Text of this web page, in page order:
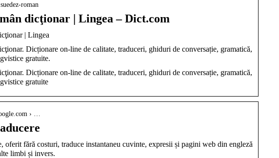
roman
dicţionar | Lingea – Dict.com
| Lingea
Dicționare on-line de calitate, traduceri, ghiduri de conversație, gramatică,
gratuite.
Dicționare on-line de calitate, traduceri, ghiduri de conversație, gramatică,
gratuite
› …
oferit fără costuri, traduce instantaneu cuvinte, expresii și pagini web din engleză
limbi și invers.